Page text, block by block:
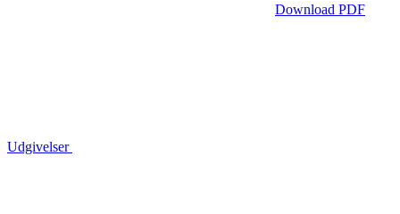
Download PDF
Udgivelser